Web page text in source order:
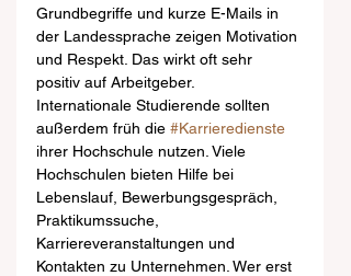
Grundbegriffe und kurze E-Mails in
der Landessprache zeigen Motivation
und Respekt. Das wirkt oft sehr
positiv auf Arbeitgeber.
Internationale Studierende sollten
außerdem früh die #Karrieredienste
ihrer Hochschule nutzen. Viele
Hochschulen bieten Hilfe bei
Lebenslauf, Bewerbungsgespräch,
Praktikumssuche,
Karriereveranstaltungen und
Kontakten zu Unternehmen. Wer erst